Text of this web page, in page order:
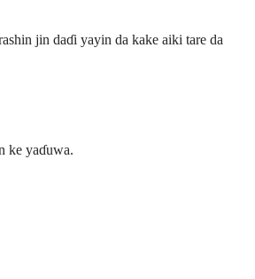
jin daɗi yayin da kake aiki tare da
ke yaɗuwa.